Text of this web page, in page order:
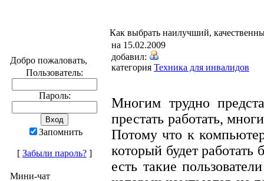
Добро пожаловать,
Пользователь:
Пароль:
Запомнить
[ Забыли пароль? ]
Мини-чат
Как выбрать наилучший,
на 15.02.2009
добавил:
категория Техника для инвалидов
Многим трудно
престать работать,
Потому что к
который будет
есть такие